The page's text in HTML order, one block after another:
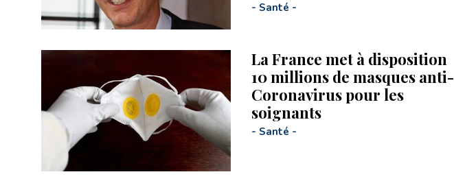
- Santé -
La France met à disposition
10 millions de masques anti-
Coronavirus pour les
soignants
- Santé -